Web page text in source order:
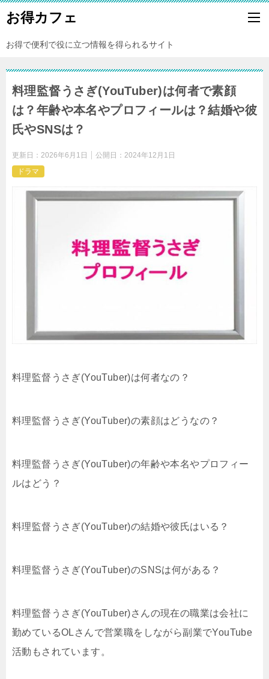
お得カフェ
お得で便利で役に立つ情報を得られるサイト
料理監督うさぎ(YouTuber)は何者で素顔
は？年齢や本名やプロフィールは？結婚や彼
氏やSNSは？
更新日： 2026年6月1日 公開日： 2024年12月1日
ドラマ
料理監督うさぎ(YouTuber)は何者なの？
料理監督うさぎ(YouTuber)の素顔はどうなの？
料理監督うさぎ(YouTuber)の年齢や本名やプロフィー
ルはどう？
料理監督うさぎ(YouTuber)の結婚や彼氏はいる？
料理監督うさぎ(YouTuber)のSNSは何がある？
料理監督うさぎ(YouTuber)さんの現在の職業は会社に
勤めているOLさんで営業職をしながら副業でYouTube
活動もされています。